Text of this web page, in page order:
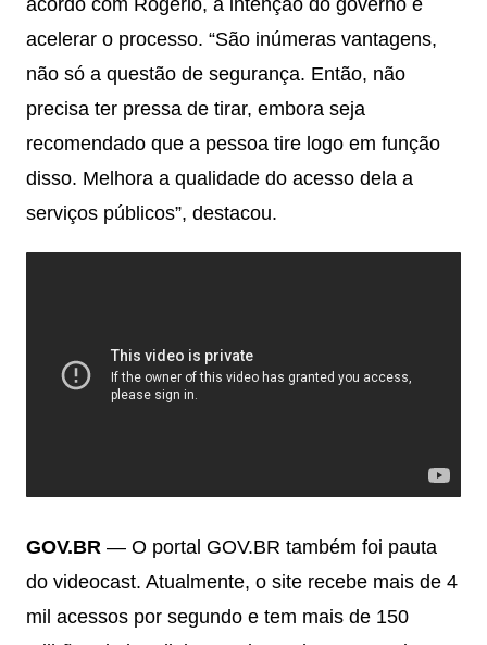
acordo com Rogério, a intenção do governo é
acelerar o processo. “São inúmeras vantagens,
não só a questão de segurança. Então, não
precisa ter pressa de tirar, embora seja
recomendado que a pessoa tire logo em função
disso. Melhora a qualidade do acesso dela a
serviços públicos”, destacou.
GOV.BR — O portal GOV.BR também foi pauta
do videocast. Atualmente, o site recebe mais de 4
mil acessos por segundo e tem mais de 150